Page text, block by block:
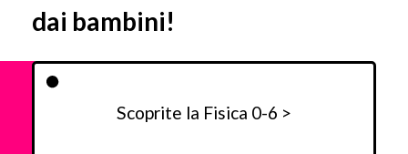
dai bambini!
Scoprite la Fisica 0-6 >